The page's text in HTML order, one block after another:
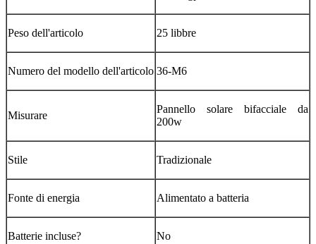
Peso dell'articolo ‎25 libbre
Numero del modello dell'articolo ‎36-M6
Misurare
‎Pannello solare bifacciale da
200w
Stile ‎Tradizionale
Fonte di energia ‎Alimentato a batteria
Batterie incluse? ‎No